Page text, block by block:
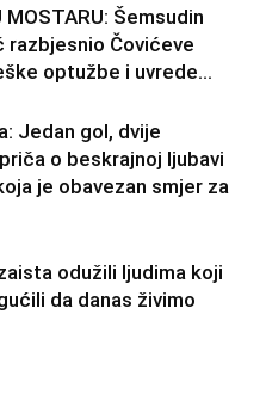
MOSTARU: Šemsudin
razbjesnio Čovićeve
optužbe i uvrede…
Jedan gol, dvije
o beskrajnoj ljubavi
je obavezan smjer za
odužili ljudima koji
da danas živimo